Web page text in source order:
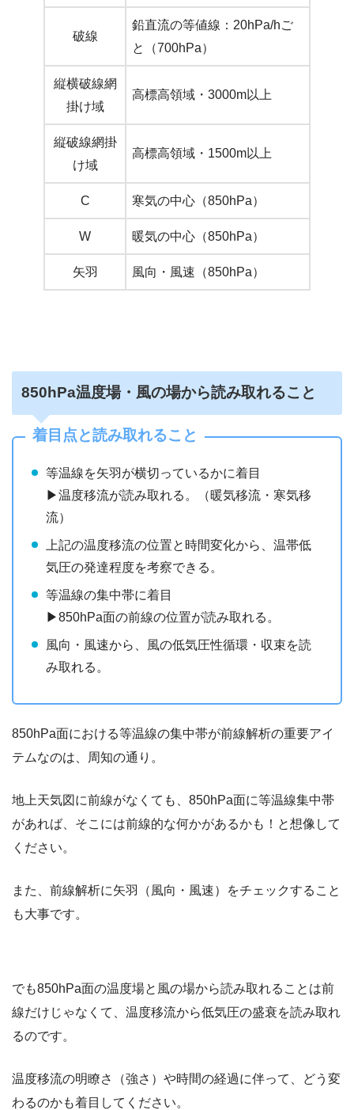
破線
鉛直流の等値線：20hPa/hご
と（700hPa）
縦横破線網
掛け域
高標高領域・3000m以上
縦破線網掛
け域
高標高領域・1500m以上
C 寒気の中心（850hPa）
W 暖気の中心（850hPa）
矢羽 風向・風速（850hPa）
850hPa温度場・風の場から読み取れること
着目点と読み取れること
等温線を矢羽が横切っているかに着目
▶︎温度移流が読み取れる。（暖気移流・寒気移
流）
上記の温度移流の位置と時間変化から、温帯低
気圧の発達程度を考察できる。
等温線の集中帯に着目
▶︎850hPa面の前線の位置が読み取れる。
風向・風速から、風の低気圧性循環・収束を読
み取れる。
850hPa面における等温線の集中帯が前線解析の重要アイ
テムなのは、周知の通り。
地上天気図に前線がなくても、850hPa面に等温線集中帯
があれば、そこには前線的な何かがあるかも！と想像して
ください。
また、前線解析に矢羽（風向・風速）をチェックすること
も大事です。
でも850hPa面の温度場と風の場から読み取れることは前
線だけじゃなくて、温度移流から低気圧の盛衰を読み取れ
るのです。
温度移流の明瞭さ（強さ）や時間の経過に伴って、どう変
わるのかも着目してください。